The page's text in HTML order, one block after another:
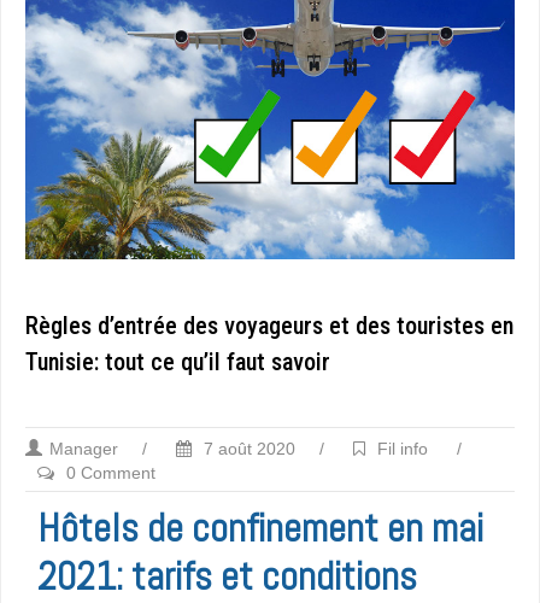
Règles d’entrée des voyageurs et des touristes en
Tunisie: tout ce qu’il faut savoir
Manager / 7 août 2020 / Fil info
/
0 Comment
Hôtels de confinement en mai
2021: tarifs et conditions